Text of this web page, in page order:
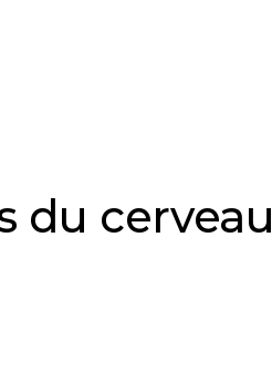
du cerveau